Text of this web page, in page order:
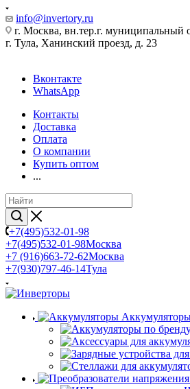
info@invertory.ru
г. Москва, вн.тер.г.
г. Тула, Ханинский проезд, д. 23
Вконтакте
WhatsApp
Контакты
Доставка
Оплата
О компании
Купить оптом
...
+7(495)532-01-98
+7(495)532-01-98Москва
+7 (916)663-72-62Москва
+7(930)797-46-14Тула